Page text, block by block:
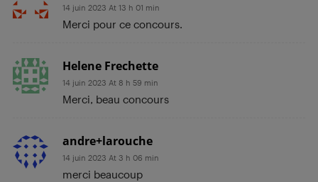
14 juin 2023 At 13 h 01 min
Merci pour ce concours.
Helene Frechette
14 juin 2023 At 8 h 59 min
Merci, beau concours
andre+larouche
14 juin 2023 At 3 h 06 min
merci beaucoup